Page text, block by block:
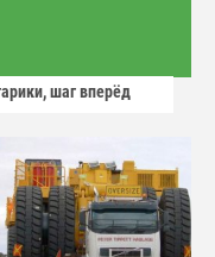
шаг вперёд